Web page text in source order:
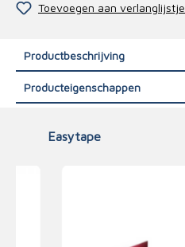
Toevoegen aan verlanglijstje
Productbeschrijving
Producteigenschappen
Easytape